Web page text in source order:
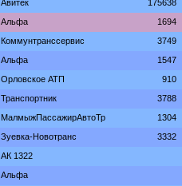
Авитек 175638
Альфа 1694
Коммунтранссервис 3749
Альфа 1547
Орловское АТП 910
Транспортник 3788
МалмыжПассажирАвтоТр 1304
Зуевка-Новотранс 3332
АК 1322
Альфа